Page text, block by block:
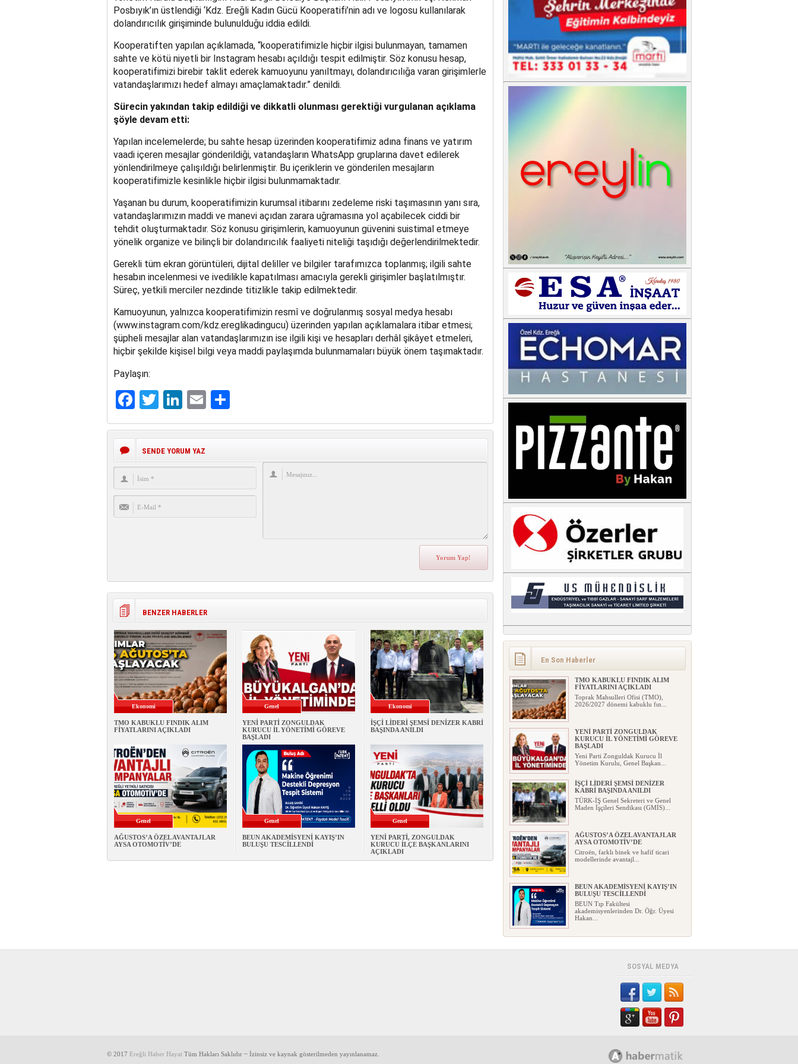
Posbıyık’ın üstlendiği ‘Kdz. Ereğli Kadın Gücü Kooperatifi’nin adı ve logosu kullanılarak
dolandırıcılık girişiminde bulunulduğu iddia edildi.
Kooperatiften yapılan açıklamada, “kooperatifimizle hiçbir ilgisi bulunmayan, tamamen
sahte ve kötü niyetli bir Instagram hesabı açıldığı tespit edilmiştir. Söz konusu hesap,
kooperatifimizi birebir taklit ederek kamuoyunu yanıltmayı, dolandırıcılığa varan girişimlerle
vatandaşlarımızı hedef almayı amaçlamaktadır.” denildi.
Sürecin yakından takip edildiği ve dikkatli olunması gerektiği vurgulanan açıklama
şöyle devam etti:
Yapılan incelemelerde; bu sahte hesap üzerinden kooperatifimiz adına finans ve yatırım
vaadi içeren mesajlar gönderildiği, vatandaşların WhatsApp gruplarına davet edilerek
yönlendirilmeye çalışıldığı belirlenmiştir. Bu içeriklerin ve gönderilen mesajların
kooperatifimizle kesinlikle hiçbir ilgisi bulunmamaktadır.
Yaşanan bu durum, kooperatifimizin kurumsal itibarını zedeleme riski taşımasının yanı sıra,
vatandaşlarımızın maddi ve manevi açıdan zarara uğramasına yol açabilecek ciddi bir
tehdit oluşturmaktadır. Söz konusu girişimlerin, kamuoyunun güvenini suistimal etmeye
yönelik organize ve bilinçli bir dolandırıcılık faaliyeti niteliği taşıdığı değerlendirilmektedir.
Gerekli tüm ekran görüntüleri, dijital deliller ve bilgiler tarafımızca toplanmış; ilgili sahte
hesabın incelenmesi ve ivedilikle kapatılması amacıyla gerekli girişimler başlatılmıştır.
Süreç, yetkili merciler nezdinde titizlikle takip edilmektedir.
Kamuoyunun, yalnızca kooperatifimizin resmî ve doğrulanmış sosyal medya hesabı
(www.instagram.com/kdz.ereglikadingucu) üzerinden yapılan açıklamalara itibar etmesi;
şüpheli mesajlar alan vatandaşlarımızın ise ilgili kişi ve hesapları derhâl şikâyet etmeleri,
hiçbir şekilde kişisel bilgi veya maddi paylaşımda bulunmamaları büyük önem taşımaktadır.
Paylaşın:
Facebook
Twitter
LinkedIn
Email
SENDE YORUM YAZ
BENZER HABERLER
Ekonomi
TMO KABUKLU FINDIK ALIM
FİYATLARINI AÇIKLADI
Genel
YENİ PARTİ ZONGULDAK
KURUCU İL YÖNETİMİ GÖREVE
BAŞLADI
Ekonomi
İŞÇİ LİDERİ ŞEMSİ DENİZER KABRİ
BAŞINDA ANILDI
Genel
AĞUSTOS’A ÖZEL AVANTAJLAR
AYSA OTOMOTİV’DE
Genel
BEUN AKADEMİSYENİ KAYIŞ’IN
BULUŞU TESCİLLENDİ
Genel
YENİ PARTİ, ZONGULDAK
KURUCU İLÇE BAŞKANLARINI
AÇIKLADI
En Son Haberler
TMO KABUKLU FINDIK ALIM
FİYATLARINI AÇIKLADI
Toprak Mahsulleri Ofisi (TMO),
2026/2027 dönemi kabuklu fın...
YENİ PARTİ ZONGULDAK
KURUCU İL YÖNETİMİ GÖREVE
BAŞLADI
Yeni Parti Zonguldak Kurucu İl
Yönetim Kurulu, Genel Başkan...
İŞÇİ LİDERİ ŞEMSİ DENİZER
KABRİ BAŞINDA ANILDI
TÜRK-İŞ Genel Sekreteri ve Genel
Maden İşçileri Sendikası (GMİS)...
AĞUSTOS’A ÖZEL AVANTAJLAR
AYSA OTOMOTİV’DE
Citroën, farklı binek ve hafif ticari
modellerinde avantajl...
BEUN AKADEMİSYENİ KAYIŞ’IN
BULUŞU TESCİLLENDİ
BEUN Tıp Fakültesi
akademisyenlerinden Dr. Öğr. Üyesi
Hakan...
YENİ PARTİ, ZONGULDAK
Yeni Parti, Zonguldak'taki
teşkilatlanma çalışmalarında öne...
GEÇİM DERDİ İLE GELECEK
HAYALİ AYNI EVDE YAŞAYABİLİR
Bir ev düşünün…Mutfakta ay sonuna
kadar yetmesi gereken bir bütç...
SOSYAL MEDYA
© 2017 Ereğli Haber HayatTüm Hakları Saklıdır ~ İzinsiz ve kaynak gösterilmeden yayınlanamaz.